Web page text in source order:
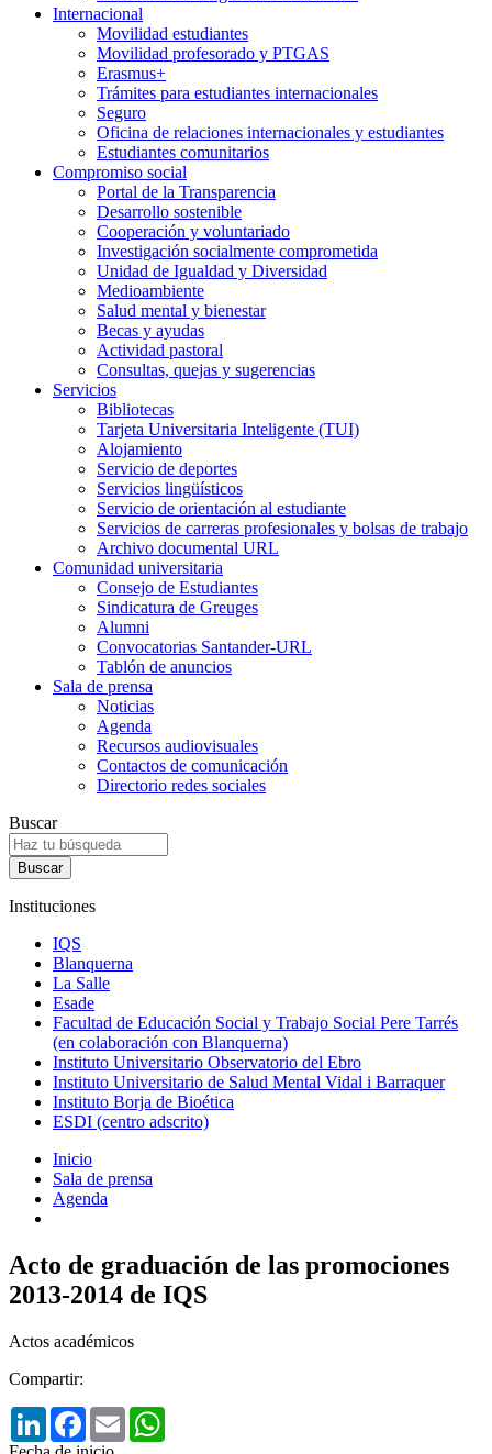
Internacional
Movilidad estudiantes
Movilidad profesorado y PTGAS
Erasmus+
Trámites para estudiantes internacionales
Seguro
Oficina de relaciones internacionales y estudiantes
Estudiantes comunitarios
Compromiso social
Portal de la Transparencia
Desarrollo sostenible
Cooperación y voluntariado
Investigación socialmente comprometida
Unidad de Igualdad y Diversidad
Medioambiente
Salud mental y bienestar
Becas y ayudas
Actividad pastoral
Consultas, quejas y sugerencias
Servicios
Bibliotecas
Tarjeta Universitaria Inteligente (TUI)
Alojamiento
Servicio de deportes
Servicios lingüísticos
Servicio de orientación al estudiante
Servicios de carreras profesionales y bolsas de trabajo
Archivo documental URL
Comunidad universitaria
Consejo de Estudiantes
Sindicatura de Greuges
Alumni
Convocatorias Santander-URL
Tablón de anuncios
Sala de prensa
Noticias
Agenda
Recursos audiovisuales
Contactos de comunicación
Directorio redes sociales
Buscar
Instituciones
IQS
Blanquerna
La Salle
Esade
Facultad de Educación Social y Trabajo Social Pere Tarrés
(en colaboración con Blanquerna)
Instituto Universitario Observatorio del Ebro
Instituto Universitario de Salud Mental Vidal i Barraquer
Instituto Borja de Bioética
ESDI (centro adscrito)
Inicio
Sala de prensa
Agenda
Acto de graduación de las promociones
2013-2014 de IQS
Actos académicos
Compartir:
LinkedInFacebook
Email